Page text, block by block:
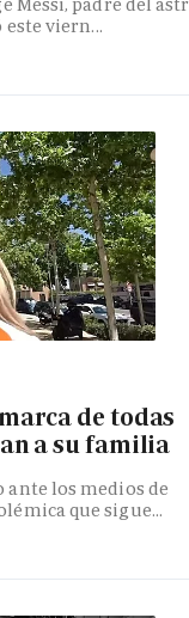
viern...
de todas
a su familia
ante los medios de
que sigue...